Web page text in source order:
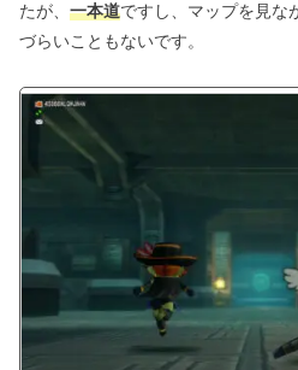
たが、 一本道ですし、マップを見な
づらいこともないです。